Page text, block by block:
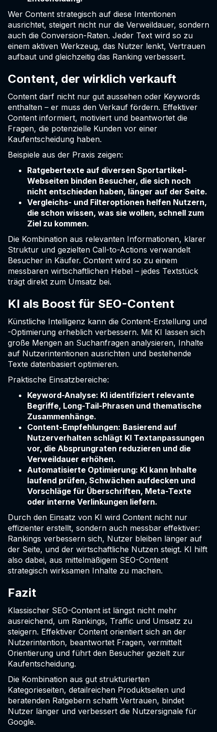
Wer Content strategisch auf diese Intentionen
ausrichtet, steigert nicht nur die Verweildauer, sondern
auch die Conversion-Raten. Jeder Text wird so zu
einem aktiven Werkzeug, das Nutzer lenkt, Vertrauen
aufbaut und gleichzeitig das Ranking verbessert.
Content, der wirklich verkauft
Content darf nicht nur gut aussehen oder Keywords
enthalten – er muss den Verkauf fördern. Effektiver
Content informiert, motiviert und beantwortet die
Fragen, die potenzielle Kunden vor einer
Kaufentscheidung haben.
Beispiele aus der Praxis zeigen:
Ratgebertexte auf diversen Sportartikel-
Webseiten binden Besucher, die sich noch
nicht entschieden haben, länger auf der Seite.
Vergleichs- und Filteroptionen helfen Nutzern,
die schon wissen, was sie wollen, schnell zum
Ziel zu kommen.
Die Kombination aus relevanten Informationen, klarer
Struktur und gezielten Call-to-Actions verwandelt
Besucher in Käufer. Content wird so zu einem
messbaren wirtschaftlichen Hebel – jedes Textstück
trägt direkt zum Umsatz bei.
KI als Boost für SEO-Content
Künstliche Intelligenz kann die Content-Erstellung und
-Optimierung erheblich verbessern. Mit KI lassen sich
große Mengen an Suchanfragen analysieren, Inhalte
auf Nutzerintentionen ausrichten und bestehende
Texte datenbasiert optimieren.
Praktische Einsatzbereiche:
Keyword-Analyse: KI identifiziert relevante
Begriffe, Long-Tail-Phrasen und thematische
Zusammenhänge.
Content-Empfehlungen: Basierend auf
Nutzerverhalten schlägt KI Textanpassungen
vor, die Absprungraten reduzieren und die
Verweildauer erhöhen.
Automatisierte Optimierung: KI kann Inhalte
laufend prüfen, Schwächen aufdecken und
Vorschläge für Überschriften, Meta-Texte
oder interne Verlinkungen liefern.
Durch den Einsatz von KI wird Content nicht nur
effizienter erstellt, sondern auch messbar effektiver:
Rankings verbessern sich, Nutzer bleiben länger auf
der Seite, und der wirtschaftliche Nutzen steigt. KI hilft
also dabei, aus mittelmäßigem SEO-Content
strategisch wirksamen Inhalte zu machen.
Fazit
Klassischer SEO-Content ist längst nicht mehr
ausreichend, um Rankings, Traffic und Umsatz zu
steigern. Effektiver Content orientiert sich an der
Nutzerintention, beantwortet Fragen, vermittelt
Orientierung und führt den Besucher gezielt zur
Kaufentscheidung.
Die Kombination aus gut strukturierten
Kategorieseiten, detailreichen Produktseiten und
beratenden Ratgebern schafft Vertrauen, bindet
Nutzer länger und verbessert die Nutzersignale für
Google.